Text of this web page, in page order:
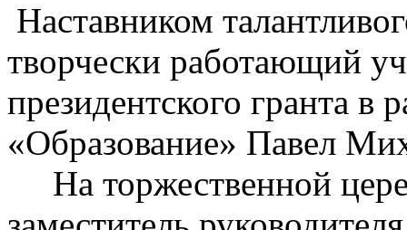
Наставником
творчески работающий
президентского гранта в
«Образование» Павел
На торжественной